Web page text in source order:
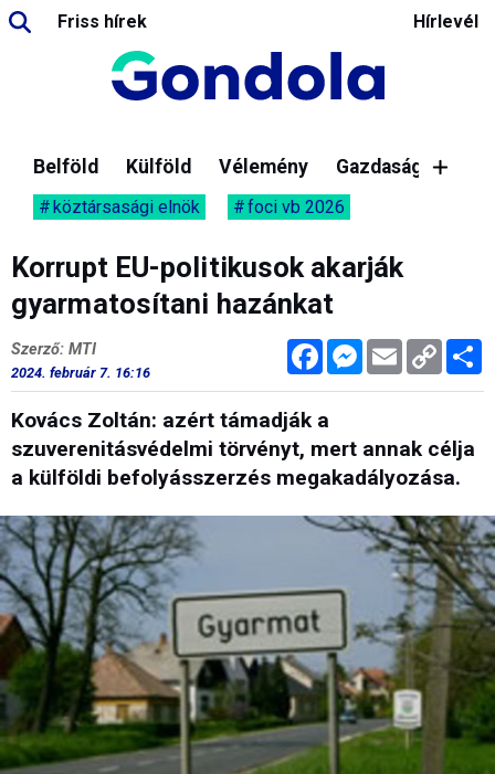
Friss hírek Hírlevél
Belföld Külföld Vélemény Gazdaság
köztársasági elnök foci vb 2026
Korrupt EU-politikusok akarják
gyarmatosítani hazánkat
FacebookMessenger
Email Copy
Link
Szerző: MTI
2024. február 7. 16:16
Kovács Zoltán: azért támadják a
szuverenitásvédelmi törvényt, mert annak célja
a külföldi befolyásszerzés megakadályozása.